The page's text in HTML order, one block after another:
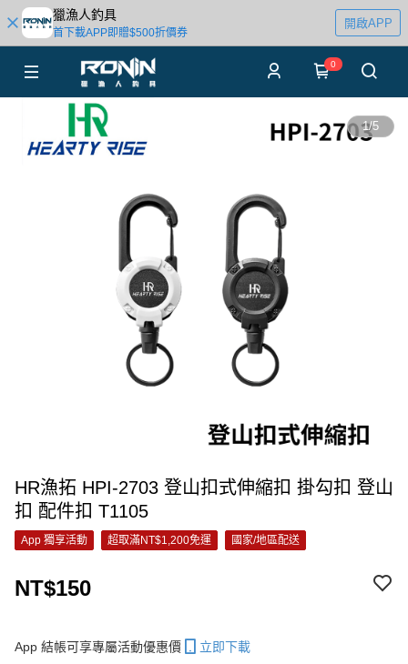
獵漁人釣具
首下載APP即贈$500折價券
開啟APP
0
1/5
HR漁拓 HPI-2703 登山扣式伸縮扣 掛勾扣 登山
扣 配件扣 T1105
App 獨享活動 超取滿NT$1,200免運 國家/地區配送
NT$150
App 結帳可享專屬活動優惠價 立即下載